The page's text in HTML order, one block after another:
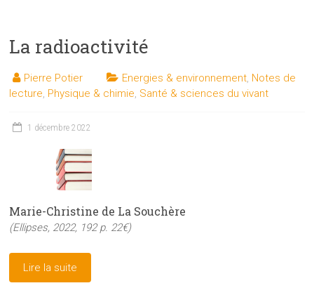
La radioactivité
Pierre Potier Energies & environnement, Notes de
lecture, Physique & chimie, Santé & sciences du vivant
1 décembre 2022
Marie-Christine de La Souchère
(Ellipses, 2022, 192 p. 22€)
Lire la suite